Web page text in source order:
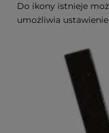
Do ikony istnieje
umożliwia